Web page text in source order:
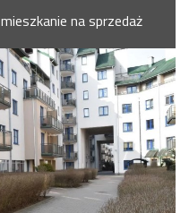
mieszkanie na sprzedaż